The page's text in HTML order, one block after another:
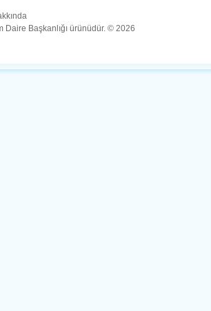
Daire Başkanlığı ürünüdür. © 2026